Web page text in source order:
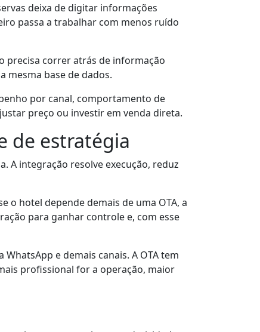
deixa de digitar informações
passa a trabalhar com menos ruído
precisa correr atrás de informação
mesma base de dados.
por canal, comportamento de
preço ou investir em venda direta.
de estratégia
A integração resolve execução, reduz
o hotel depende demais de uma OTA, a
para ganhar controle e, com esse
e demais canais. A OTA tem
profissional for a operação, maior